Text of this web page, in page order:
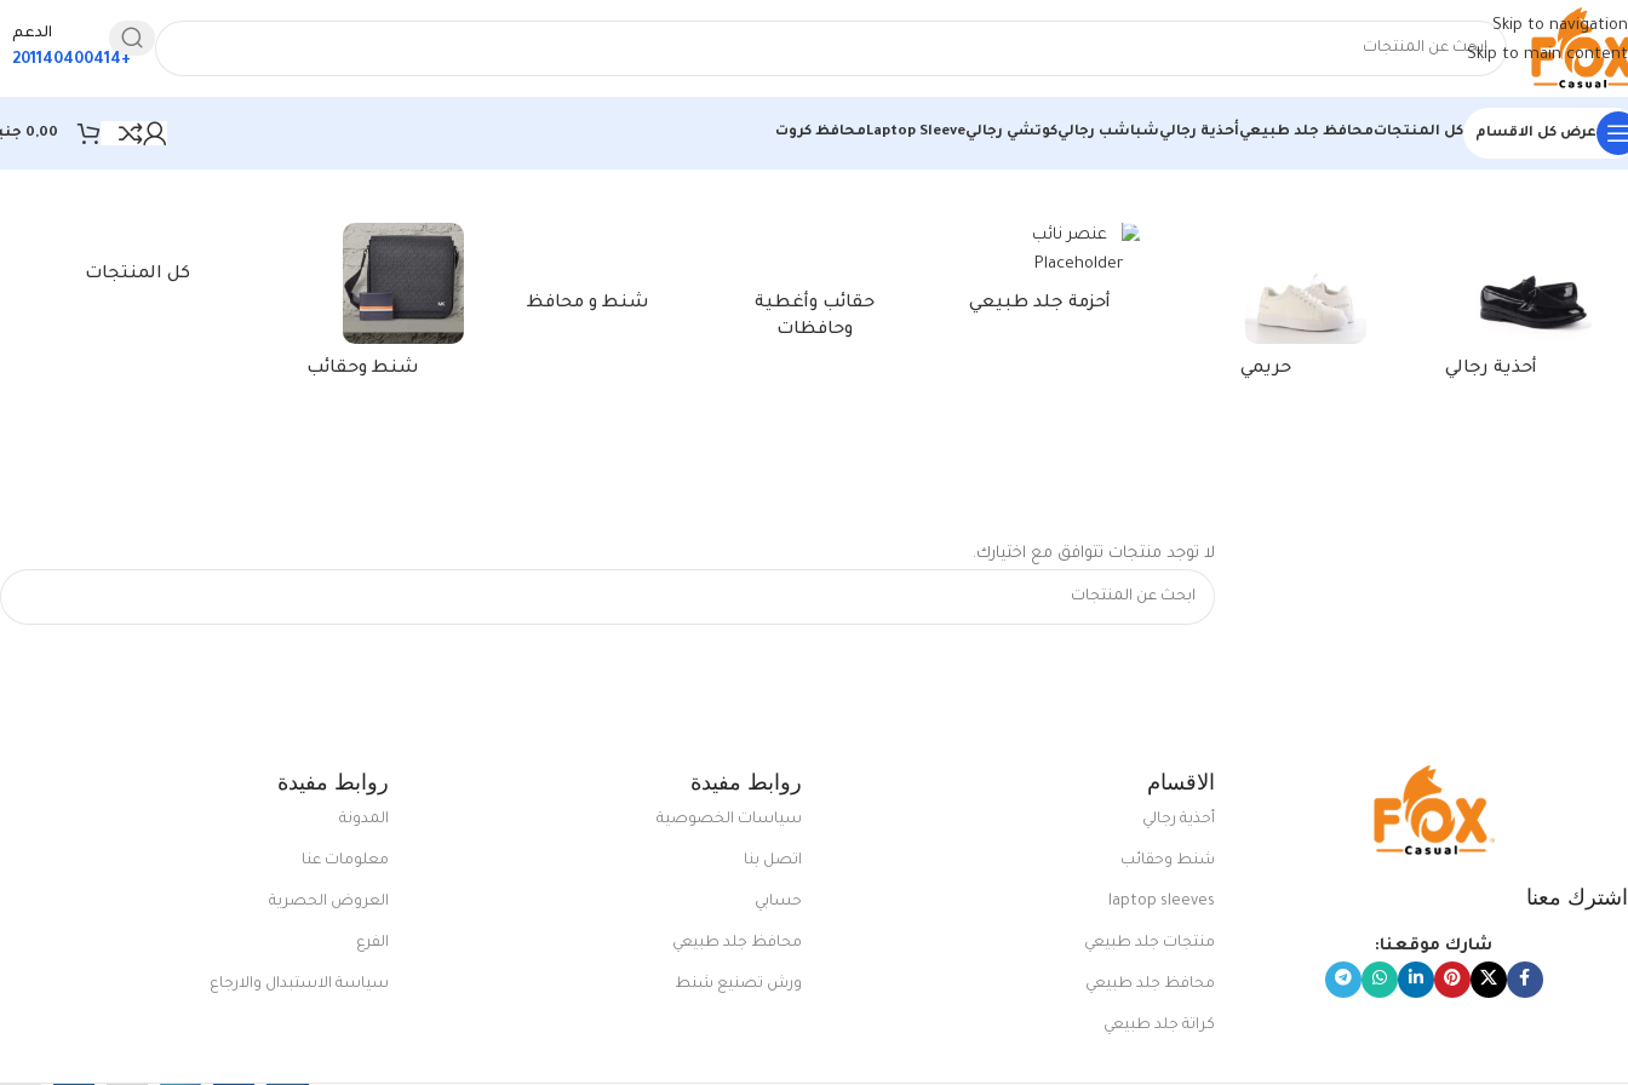
Skip to navigation
Skip to main content
الدعم
+201140400414
عرض كل الاقسام كل المنتجاتمحافظ جلد طبيعيأحذية رجاليشباشب رجاليكوتشي رجاليLaptop Sleeveمحافظ كروت 0,00
الرئيسية/منتجات تحت الوسم “محفظه جلد هاند ميد”
أحذية رجالي حريمي
أحزمة جلد طبيعي
حقائب وأغطية
وحافظات
شنط و محافظ
شنط وحقائب
كل المنتجات
لا توجد منتجات تتوافق مع اختيارك.
اشترك معنا
شارك موقعنا:
الاقسام
أحذية رجالي
شنط وحقائب
laptop sleeves
منتجات جلد طبيعي
محافظ جلد طبيعي
كراتة جلد طبيعي
روابط مفيدة
سياسات الخصوصية
اتصل بنا
حسابي
محافظ جلد طبيعي
ورش تصنيع شنط
روابط مفيدة
المدونة
معلومات عنا
العروض الحصرية
الفرع
سياسة الاستبدال والارجاع